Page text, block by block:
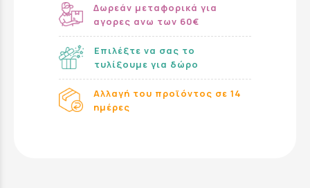
Δωρεάν μεταφορικά για
αγορες ανω των 60€
Επιλέξτε να σας το
τυλίξουμε για δώρο
Αλλαγή του προϊόντος σε 14
ημέρες